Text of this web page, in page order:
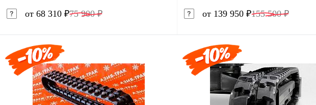
от 68 310 ₽75 900 ₽
Купить в 1 клик Сравнение
В избранное Под заказ
от 139 950 ₽155 500 ₽
Купить в 1 клик Сравнение
В избранное Под заказ